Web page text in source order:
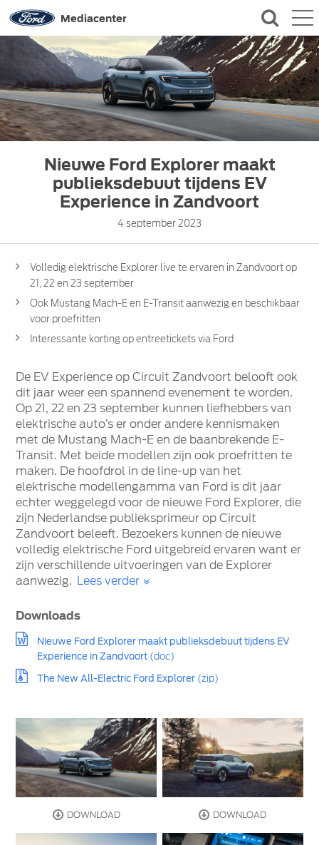
Mediacenter
CONTACT
Nieuwe Ford Explorer maakt
publieksdebuut tijdens EV
Experience in Zandvoort
4 september 2023
Volledig elektrische Explorer live te ervaren in Zandvoort op
21, 22 en 23 september
Ook Mustang Mach-E en E-Transit aanwezig en beschikbaar
voor proefritten
Interessante korting op entreetickets via Ford
De EV Experience op Circuit Zandvoort belooft ook
dit jaar weer een spannend evenement te worden.
Op 21, 22 en 23 september kunnen liefhebbers van
elektrische auto’s er onder andere kennismaken
met de Mustang Mach-E en de baanbrekende E-
Transit. Met beide modellen zijn ook proefritten te
maken. De hoofdrol in de line-up van het
elektrische modellengamma van Ford is dit jaar
echter weggelegd voor de nieuwe Ford Explorer, die
zijn Nederlandse publieksprimeur op Circuit
Zandvoort beleeft. Bezoekers kunnen de nieuwe
volledig elektrische Ford uitgebreid ervaren want er
zijn verschillende uitvoeringen van de Explorer
aanwezig. Lees verder
Downloads
Nieuwe Ford Explorer maakt publieksdebuut tijdens EV
Experience in Zandvoort (doc)
The New All-Electric Ford Explorer (zip)
DOWNLOAD DOWNLOAD